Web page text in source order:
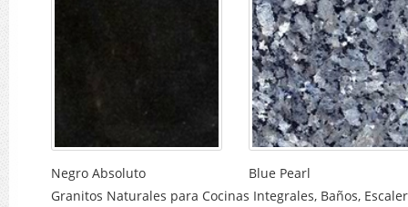
Negro Absoluto
Blue Pearl
Granitos Naturales para Cocinas Integrales, Baños,